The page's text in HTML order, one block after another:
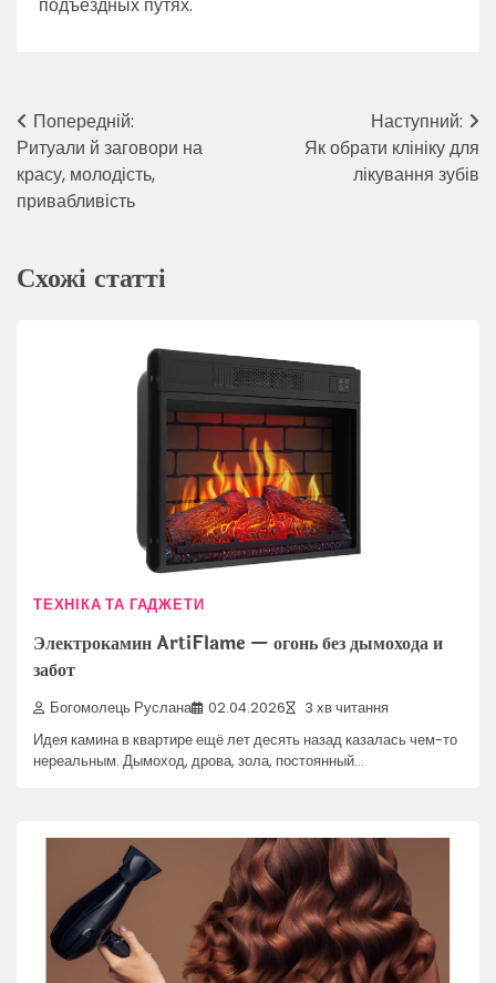
Навігація
записів
Попередній:
Ритуали й заговори на
красу, молодість,
привабливість
Наступний:
Як обрати клініку для
лікування зубів
Схожі статті
ТЕХНІКА ТА ГАДЖЕТИ
Электрокамин ArtiFlame — огонь без дымохода и
забот
Богомолець Руслана 02.04.2026 3 хв читання
Идея камина в квартире ещё лет десять назад казалась чем-то
нереальным. Дымоход, дрова, зола, постоянный…